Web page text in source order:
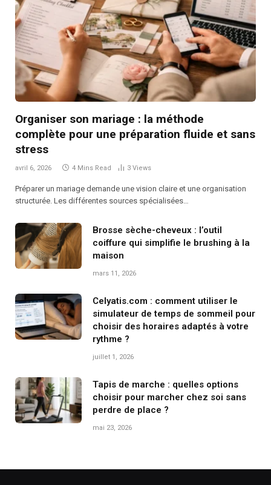
Organiser son mariage : la méthode
complète pour une préparation fluide et sans
stress
avril 6, 2026 4 Mins Read 3 Views
Préparer un mariage demande une vision claire et une organisation
structurée. Les différentes sources spécialisées…
Brosse sèche-cheveux : l’outil
coiffure qui simplifie le brushing à la
maison
mars 11, 2026
Celyatis.com : comment utiliser le
simulateur de temps de sommeil pour
choisir des horaires adaptés à votre
rythme ?
juillet 1, 2026
Tapis de marche : quelles options
choisir pour marcher chez soi sans
perdre de place ?
mai 23, 2026